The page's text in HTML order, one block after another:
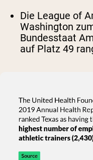
Die League of
Washington
Bundesstaat
auf Platz 49